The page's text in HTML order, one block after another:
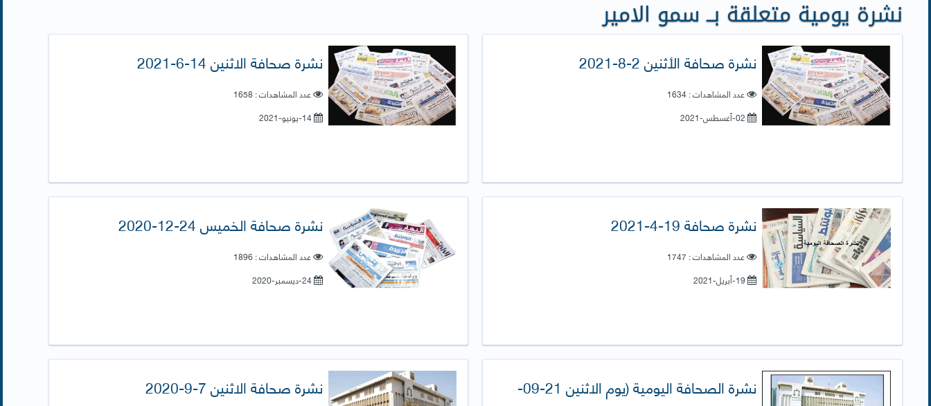
نشرة يومية متعلقة بــ سمو الامير
نشرة صحافة الأثنين 2-8-2021
عدد المشاهدات : 1634
02-أغسطس-2021
نشرة صحافة الاثنين 14-6-2021
عدد المشاهدات : 1658
14-يونيو-2021
نشرة صحافة 19-4-2021
عدد المشاهدات : 1747
19-أبريل-2021
​نشرة صحافة الخميس 24-12-2020
عدد المشاهدات : 1896
24-ديسمبر-2020
نشرة الصحافة اليومية (يوم الاثنين 21-09- نشرة صحافة الاثنين 7-9-2020